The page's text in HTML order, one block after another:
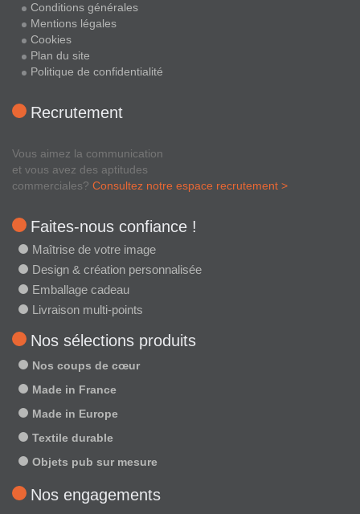
Conditions générales
Mentions légales
Cookies
Plan du site
Politique de confidentialité
Recrutement
Vous aimez la communication
et vous avez des aptitudes
commerciales? Consultez notre espace recrutement >
Faites-nous confiance !
Maîtrise de votre image
Design & création personnalisée
Emballage cadeau
Livraison multi-points
Nos sélections produits
Nos coups de cœur
Made in France
Made in Europe
Textile durable
Objets pub sur mesure
Nos engagements